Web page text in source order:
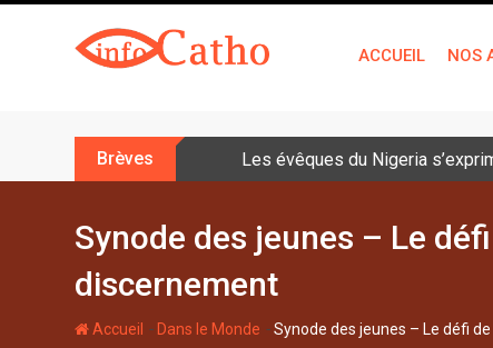
ACCUEIL NOS
Brèves Les évêques du Nigeria
Synode des jeunes – Le
discernement
Accueil - Dans le Monde -Synode des jeunes – Le défi